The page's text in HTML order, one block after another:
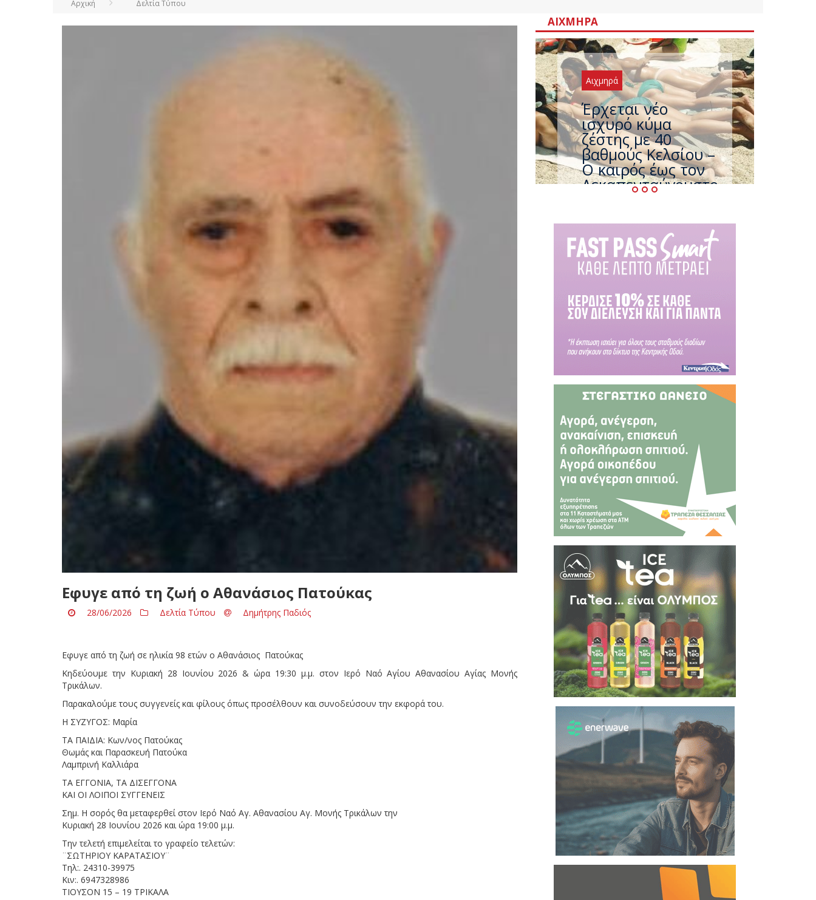
Αρχική Δελτία Τύπου
Εφυγε από τη ζωή ο Αθανάσιος Πατούκας
28/06/2026 Δελτία Τύπου Δημήτρης Παδιός
Εφυγε από τη ζωή σε ηλικία 98 ετών ο Αθανάσιος Πατούκας
Κηδεύουμε την Κυριακή 28 Ιουνίου 2026 & ώρα 19:30 μ.μ. στον Ιερό Ναό Αγίου Αθανασίου Αγίας Μονής
Τρικάλων.
Παρακαλούμε τους συγγενείς και φίλους όπως προσέλθουν και συνοδεύσουν την εκφορά του.
Η ΣΥΖΥΓΟΣ: Μαρία
ΤΑ ΠΑΙΔΙΑ: Κων/νος Πατούκας
Θωμάς και Παρασκευή Πατούκα
Λαμπρινή Καλλιάρα
ΤΑ ΕΓΓΟΝΙΑ, ΤΑ ΔΙΣΕΓΓΟΝΑ
ΚΑΙ ΟΙ ΛΟΙΠΟΙ ΣΥΓΓΕΝΕΙΣ
Σημ. Η σορός θα μεταφερθεί στον Ιερό Ναό Αγ. Αθανασίου Αγ. Μονής Τρικάλων την
Κυριακή 28 Ιουνίου 2026 και ώρα 19:00 μ.μ.
Την τελετή επιμελείται το γραφείο τελετών:
¨ΣΩΤΗΡΙΟΥ ΚΑΡΑΤΑΣΙΟΥ¨
Τηλ:. 24310-39975
Κιν:. 6947328986
ΤΙΟΥΣΟΝ 15 – 19 ΤΡΙΚΑΛΑ
ΑΙΧΜΗΡΆ
Αιχμηρά
Άφαντος ο
Τσίπρας… την ώρα
που η χώρα
καίγεται